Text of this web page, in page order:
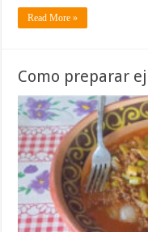
Read More »
Como preparar